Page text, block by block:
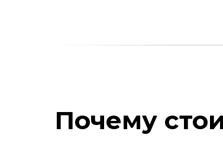
Почему